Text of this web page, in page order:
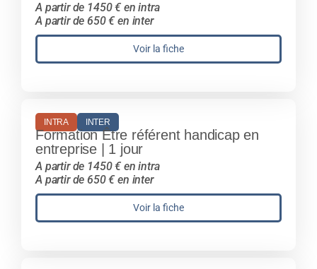
A partir de 1450 € en intra
A partir de 650 € en inter
Voir la fiche
INTRA INTER
Formation Être référent handicap en
entreprise | 1 jour
A partir de 1450 € en intra
A partir de 650 € en inter
Voir la fiche